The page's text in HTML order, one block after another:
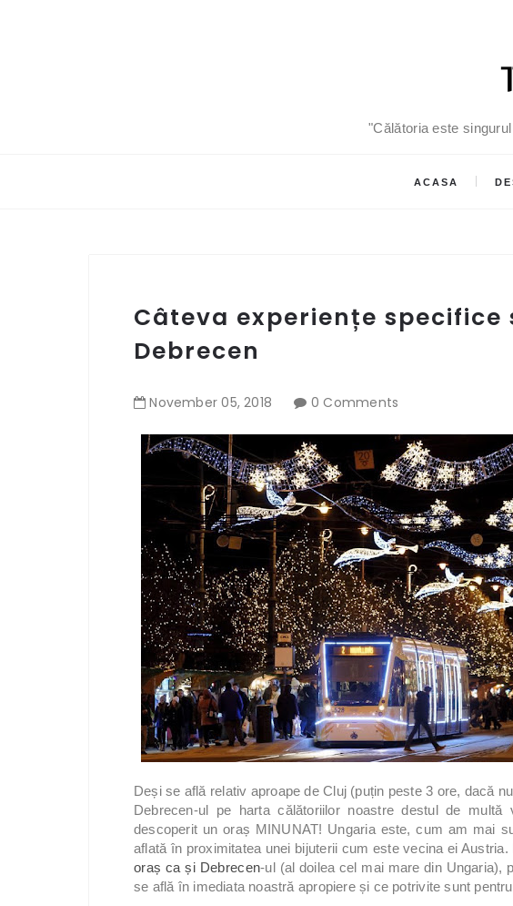
"Călătoria este
ACASA
Câteva experiențe specifice
Debrecen
November 05,2018 0 Comments
Deși se află relativ aproape de Cluj (puțin peste 3 ore, dacă
Debrecen-ul pe harta călătoriilor noastre destul de
descoperit un oraș MINUNAT! Ungaria este, cum am mai
aflată în proximitatea unei bijuterii cum este vecina ei
oraș ca și Debrecen-ul (al doilea cel mai mare din Ungaria),
se află în imediata noastră apropiere și ce potrivite sunt